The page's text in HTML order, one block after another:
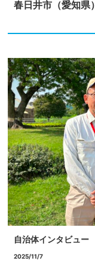
春日井市（愛知県）
自治体インタビュー
2025/11/7